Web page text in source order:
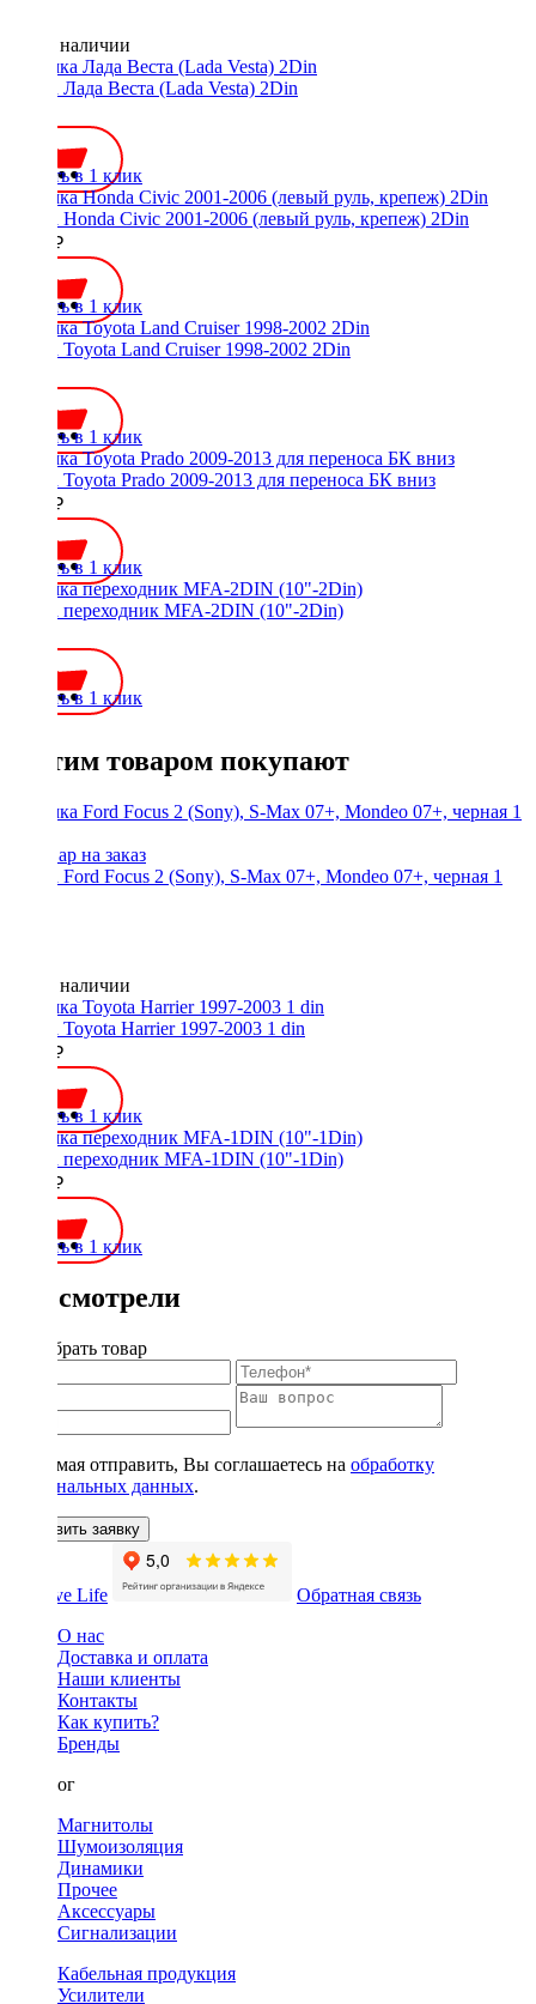
Нет в наличии
Рамка Лада Веста (Lada Vesta) 2Din
Купить в 1 клик
Рамка Honda Civic 2001-2006 (левый руль, крепеж) 2Din
1300 ₽
Купить в 1 клик
Рамка Toyota Land Cruiser 1998-2002 2Din
Купить в 1 клик
Рамка Toyota Prado 2009-2013 для переноса БК вниз
2000 ₽
Купить в 1 клик
Рамка переходник MFA-2DIN (10"-2Din)
Купить в 1 клик
С этим товаром покупают
Рамка Ford Focus 2 (Sony), S-Max 07+, Mondeo 07+, черная 1
Нет в наличии
Рамка Toyota Harrier 1997-2003 1 din
1100 ₽
Купить в 1 клик
Рамка переходник MFA-1DIN (10"-1Din)
1000 ₽
Купить в 1 клик
Вы смотрели
Подобрать товар
Нажимая отправить, Вы соглашаетесь на обработку
персональных данных.
Оставить заявку
Обратная связь
О нас
Доставка и оплата
Наши клиенты
Контакты
Как купить?
Бренды
Каталог
Магнитолы
Шумоизоляция
Динамики
Прочее
Аксессуары
Сигнализации
Кабельная продукция
Усилители